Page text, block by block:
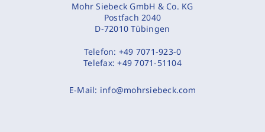
Mohr Siebeck GmbH & Co. KG
Postfach 2040
D-72010 Tübingen
Telefon: +49 7071-923-0
Telefax:+49 7071-51104
E-Mail: info@mohrsiebeck.com